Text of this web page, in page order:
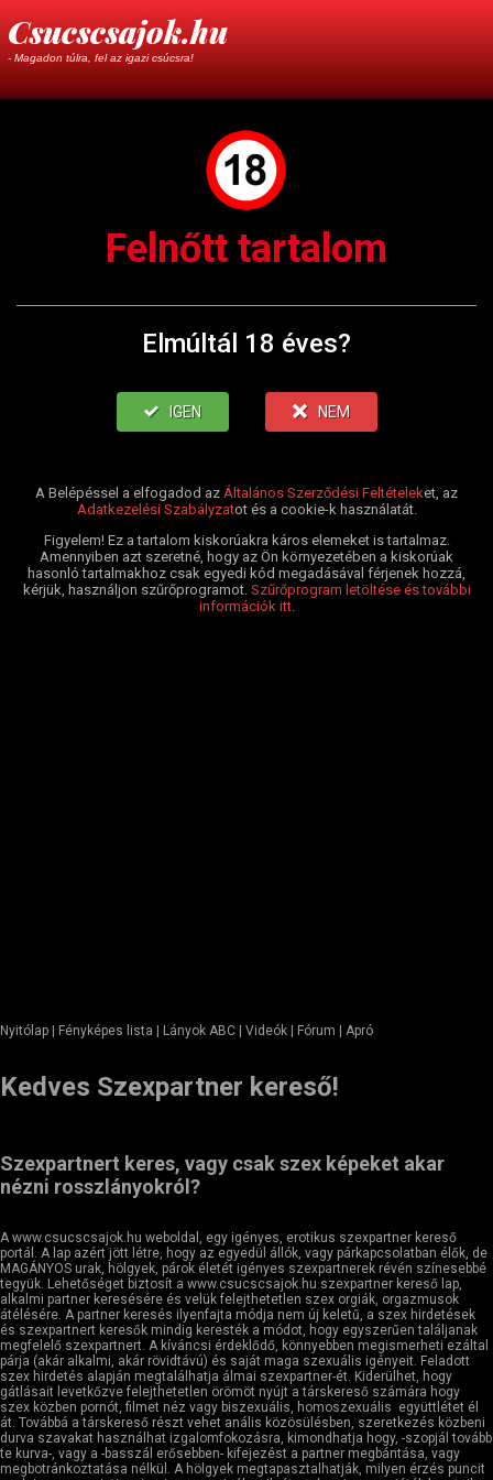
Csucscsajok.hu
- Magadon túlra, fel az igazi csúcsra!
Felnőtt tartalom
Elmúltál 18 éves?
IGEN NEM
A Belépéssel a elfogadod az Általános Szerződési Feltételeket, az
Adatkezelési Szabályzatot és a cookie-k használatát.
Figyelem! Ez a tartalom kiskorúakra káros elemeket is tartalmaz.
Amennyiben azt szeretné, hogy az Ön környezetében a kiskorúak
hasonló tartalmakhoz csak egyedi kód megadásával férjenek hozzá,
kérjük, használjon szűrőprogramot. Szűrőprogram letöltése és további
információk itt.
Nyitólap | Fényképes lista | Lányok ABC | Videók | Fórum | Apró
Kedves Szexpartner kereső!
Szexpartnert keres, vagy csak szex képeket akar
nézni rosszlányokról?
A www.csucscsajok.hu weboldal, egy igényes, erotikus szexpartner kereső
portál. A lap azért jött létre, hogy az egyedül állók, vagy párkapcsolatban élők, de
MAGÁNYOS urak, hölgyek, párok életét igényes szexpartnerek révén színesebbé
tegyük. Lehetőséget biztosít a www.csucscsajok.hu szexpartner kereső lap,
alkalmi partner keresésére és velük felejthetetlen szex orgiák, orgazmusok
átélésére. A partner keresés ilyenfajta módja nem új keletű, a szex hirdetések
és szexpartnert keresők mindig keresték a módot, hogy egyszerűen találjanak
megfelelő szexpartnert. A kíváncsi érdeklődő, könnyebben megismerheti ezáltal
párja (akár alkalmi, akár rövidtávú) és saját maga szexuális igényeit. Feladott
szex hirdetés alapján megtalálhatja álmai szexpartner-ét. Kiderülhet, hogy
gátlásait levetkőzve felejthetetlen örömöt nyújt a társkereső számára hogy
szex közben pornót, filmet néz vagy biszexuális, homoszexuális együttlétet él
át. Továbbá a társkereső részt vehet anális közösülésben, szeretkezés közbeni
durva szavakat használhat izgalomfokozásra, kimondhatja hogy, -szopjál tovább
te kurva-, vagy a -basszál erősebben- kifejezést a partner megbántása, vagy
megbotránkoztatása nélkül. A hölgyek megtapasztalhatják, milyen érzés puncit